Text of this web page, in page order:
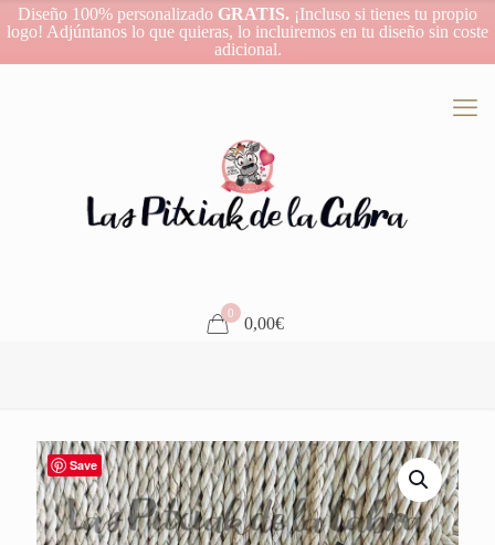
Diseño 100% personalizado GRATIS. ¡Incluso si tienes tu propio
logo! Adjúntanos lo que quieras, lo incluiremos en tu diseño sin coste
adicional.
0
0,00€
Save